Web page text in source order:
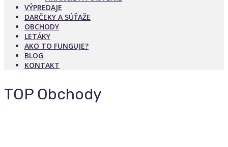
VÝPREDAJE
DARČEKY A SÚŤAŽE
OBCHODY
LETÁKY
AKO TO FUNGUJE?
BLOG
KONTAKT
TOP Obchody